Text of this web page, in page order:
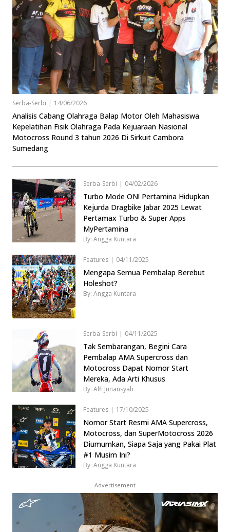
Serba-Serbi | 14/06/2026
Analisis Cabang Olahraga Balap Motor Oleh Mahasiswa
Kepelatihan Fisik Olahraga Pada Kejuaraan Nasional
Motocross Round 3 tahun 2026 Di Sirkuit Cambora
Sumedang
Serba-Serbi | 04/02/2026
Turbo Mode ON! Pertamina Hidupkan
Kejurda Dragbike Jabar 2025 Lewat
Pertamax Turbo & Super Apps
MyPertamina
By: Angga Kuntara
Features | 04/11/2025
Mengapa Semua Pembalap Berebut
Holeshot?
By: Angga Kuntara
Serba-Serbi | 04/11/2025
Tak Sembarangan, Begini Cara
Pembalap AMA Supercross dan
Motocross Dapat Nomor Start
Mereka, Ada Arti Khusus
By: Alfi Junansyah
Features | 17/10/2025
Nomor Start Resmi AMA Supercross,
Motocross, dan SuperMotocross 2026
Diumumkan, Siapa Saja yang Pakai Plat
#1 Musim Ini?
By: Angga Kuntara
- Advertisement -